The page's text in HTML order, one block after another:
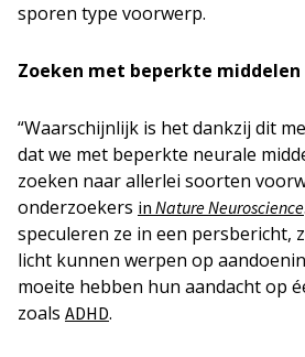
sporen type voorwerp.
Zoeken met beperkte middelen
“Waarschijnlijk is het dankzij dit
dat we met beperkte neurale
zoeken naar allerlei soorten
onderzoekers in Nature Neuroscience
speculeren ze in een persbericht,
licht kunnen werpen op
moeite hebben hun aandacht op
zoals ADHD.